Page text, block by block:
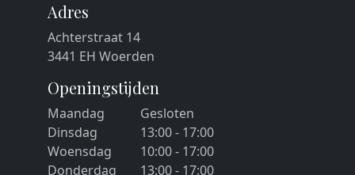
Adres
Achterstraat 14
3441 EH Woerden
Openingstijden
Maandag
Gesloten
Dinsdag
13:00 - 17:00
Woensdag
10:00 - 17:00
Donderdag
13:00 - 17:00